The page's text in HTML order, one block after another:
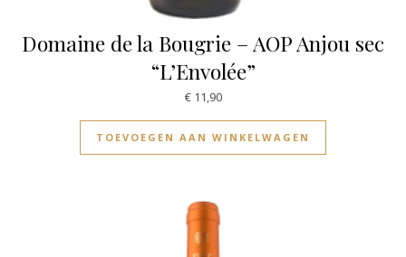
Domaine de la Bougrie – AOP Anjou sec
“L’Envolée”
€11,90
TOEVOEGEN AAN WINKELWAGEN